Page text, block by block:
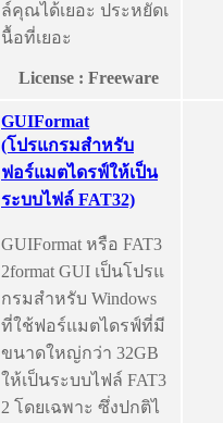
ล์คุณได้เยอะ ประหยัดเ
นื้อที่เยอะ
License : Freeware
GUIFormat
(โปรแกรมสำหรับ
ฟอร์แมตไดรฟ์ให้เป็น
ระบบไฟล์ FAT32)
GUIFormat หรือ FAT3
2format GUI เป็นโปรแ
กรมสำหรับ Windows
ที่ใช้ฟอร์แมตไดรฟ์ที่มี
ขนาดใหญ่กว่า 32GB
ให้เป็นระบบไฟล์ FAT3
2 โดยเฉพาะ ซึ่งปกติไ